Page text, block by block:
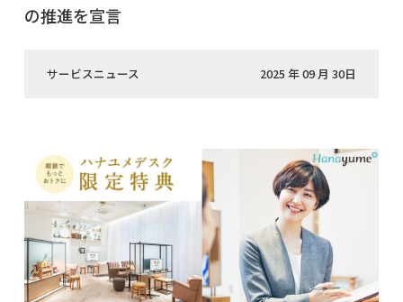
の推進を宣言
サービスニュース 2025 年 09 月 30日